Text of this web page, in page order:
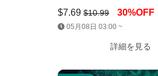
$7.69 $10.99 30%OFF
05月08日 03:00 ~
詳細を見る
Jump AssetStore